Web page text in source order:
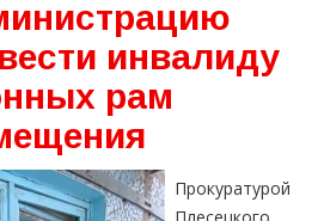
инвалиду
рам
Прокуратурой